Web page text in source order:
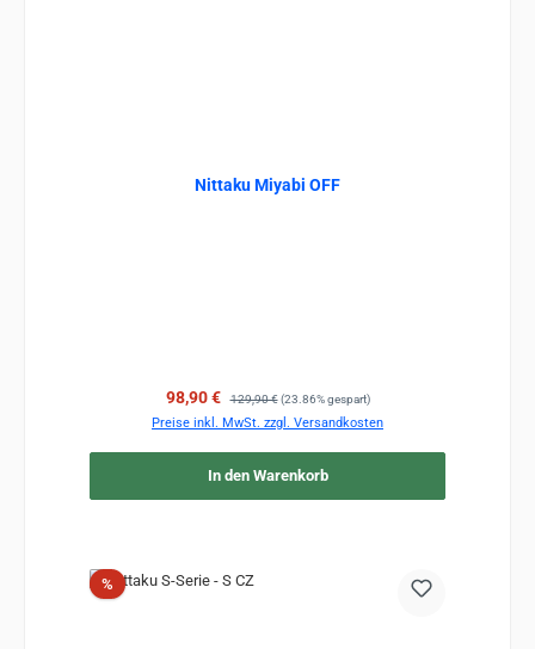
Nittaku Miyabi OFF
Verkaufspreis:
98,90 € Regulärer Preis:
129,90 € (23.86% gespart)
Preise inkl. MwSt. zzgl. Versandkosten
In den Warenkorb
%Rabatt